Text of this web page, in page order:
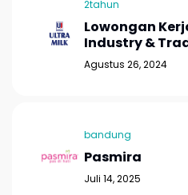
2tahun
Lowongan
Industry &
Agustus 26, 2024
bandung
Pasmira
Juli 14, 2025